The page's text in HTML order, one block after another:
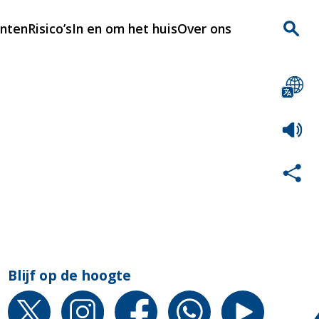
Risico’sIn en om het huisOver ons
Blijf op de hoogte